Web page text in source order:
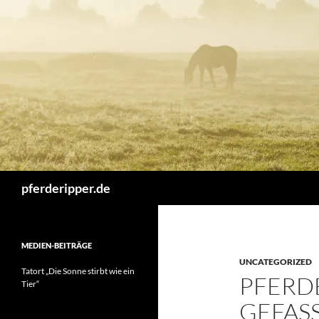
pferderipper.de
UNCATEGORIZED
MEDIEN-BEITRÄGE
Tatort „Die Sonne stirbt wie ein
Tier“